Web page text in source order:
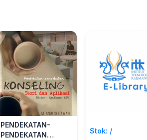
PENDEKATAN-
PENDEKATAN
Stok: /